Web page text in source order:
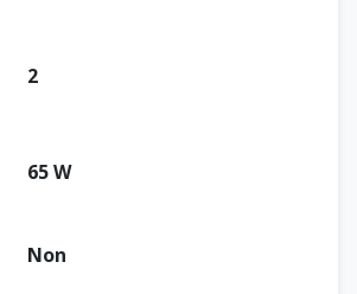
2
65 W
Non